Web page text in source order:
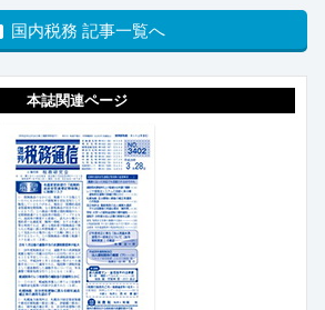
国内税務 記事一覧へ
本誌関連ページ